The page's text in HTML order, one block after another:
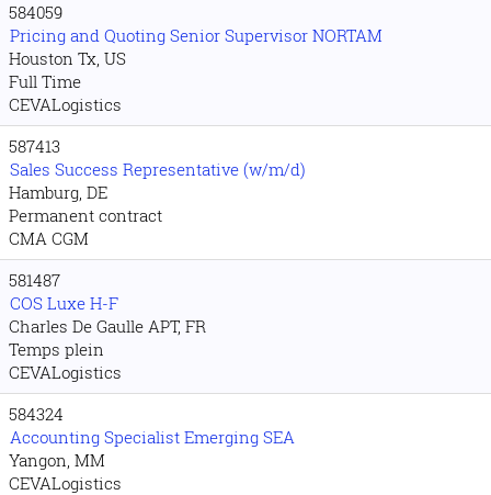
584059
Pricing and Quoting Senior Supervisor NORTAM
Houston Tx, US
Full Time
CEVALogistics
587413
Sales Success Representative (w/m/d)
Hamburg, DE
Permanent contract
CMA CGM
581487
COS Luxe H-F
Charles De Gaulle APT, FR
Temps plein
CEVALogistics
584324
Accounting Specialist Emerging SEA
Yangon, MM
CEVALogistics